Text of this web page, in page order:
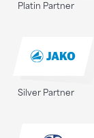
Platin Partner
Silver Partner